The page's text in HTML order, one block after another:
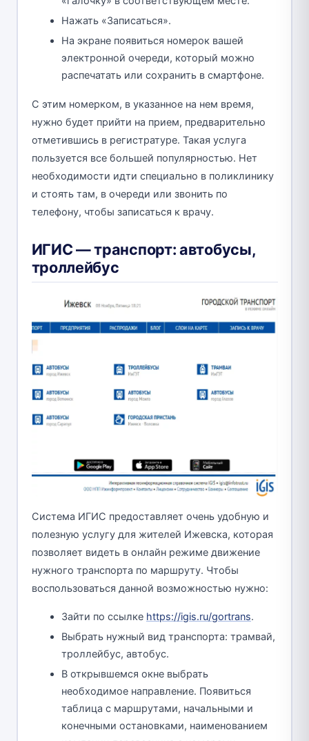
Нажать «Записаться».
На экране появиться номерок вашей
электронной очереди, который можно
распечатать или сохранить в смартфоне.
С этим номерком, в указанное на нем время,
нужно будет прийти на прием, предварительно
отметившись в регистратуре. Такая услуга
пользуется все большей популярностью. Нет
необходимости идти специально в поликлинику
и стоять там, в очереди или звонить по
телефону, чтобы записаться к врачу.
ИГИС — транспорт: автобусы,
троллейбус
Система ИГИС предоставляет очень удобную и
полезную услугу для жителей Ижевска, которая
позволяет видеть в онлайн режиме движение
нужного транспорта по маршруту. Чтобы
воспользоваться данной возможностью нужно:
Зайти по ссылке https://igis.ru/gortrans.
Выбрать нужный вид транспорта: трамвай,
троллейбус, автобус.
В открывшемся окне выбрать
необходимое направление. Появиться
таблица с маршрутами, начальными и
конечными остановками, наименованием